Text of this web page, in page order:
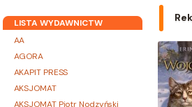
LISTA WYDAWNICTW
AA
AGORA
AKAPIT PRESS
AKSJOMAT
AKSJOMAT Piotr Nodzyński